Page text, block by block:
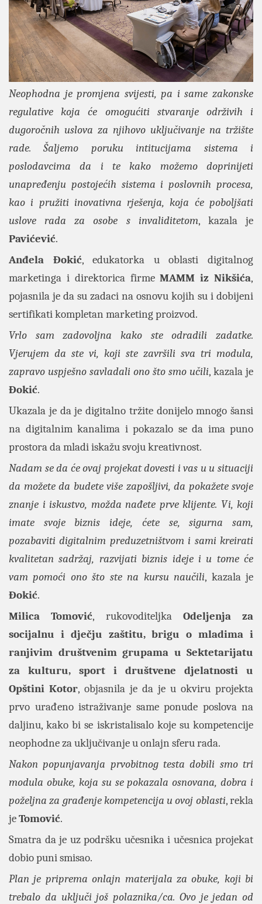
Neophodna je promjena svijesti, pa i same zakonske
regulative koja će omogućiti stvaranje održivih i
dugoročnih uslova za njihovo uključivanje na tržište
rade. Šaljemo poruku intitucijama sistema i
poslodavcima da i te kako možemo doprinijeti
unapređenju postojećih sistema i poslovnih procesa,
kao i pružiti inovativna rješenja, koja će poboljšati
uslove rada za osobe s invaliditetom, kazala je
Pavićević.
Anđela Đokić, edukatorka u oblasti digitalnog
marketinga i direktorica firmeMAMM iz Nikšića,
pojasnila je da su zadaci na osnovu kojih su i dobijeni
sertifikati kompletan marketing proizvod.
Vrlo sam zadovoljna kako ste odradili zadatke.
Vjerujem da ste vi, koji ste završili sva tri modula,
zapravo uspješno savladali ono što smo učili, kazala je
Đokić.
Ukazala je da je digitalno tržite donijelo mnogo šansi
na digitalnim kanalima i pokazalo se da ima puno
prostora da mladi iskažu svoju kreativnost.
Nadam se da će ovaj projekat dovesti i vas u u situaciji
da možete da budete više zapošljivi, da pokažete svoje
znanje i iskustvo, možda nađete prve klijente. Vi, koji
imate svoje biznis ideje, ćete se, sigurna sam,
pozabaviti digitalnim preduzetništvom i sami kreirati
kvalitetan sadržaj, razvijati biznis ideje i u tome će
vam pomoći ono što ste na kursu naučili, kazala je
Đokić.
Milica Tomović, rukovoditeljkaOdeljenja za
socijalnu i dječju zaštitu, brigu o mladima i
ranjivim društvenim grupama u Sektetarijatu
za kulturu, sport i društvene djelatnosti u
Opštini Kotor, objasnila je da je u okviru projekta
prvo urađeno istraživanje same ponude poslova na
daljinu, kako bi se iskristalisalo koje su kompetencije
neophodne za uključivanje u onlajn sferu rada.
Nakon popunjavanja prvobitnog testa dobili smo tri
modula obuke, koja su se pokazala osnovana, dobra i
poželjna za građenje kompetencija u ovoj oblasti, rekla
jeTomović.
Smatra da je uz podršku učesnika i učesnica projekat
dobio puni smisao.
Plan je priprema onlajn materijala za obuke, koji bi
trebalo da uključi još polaznika/ca. Ovo je jedan od